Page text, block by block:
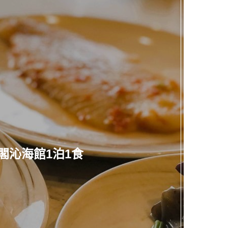
沁海館1泊1食